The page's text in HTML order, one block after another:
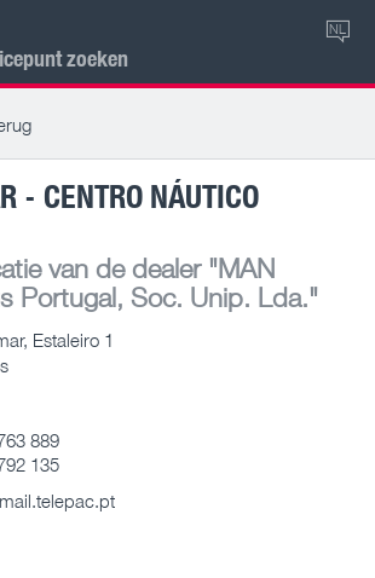
zoeken
NL
- CENTRO NÁUTICO
van de dealer"MAN
Portugal, Soc. Unip. Lda."
Estaleiro 1
889
135